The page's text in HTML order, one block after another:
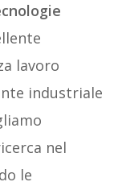
lavoro
industriale
nel
le